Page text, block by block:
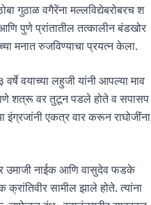
गुठाळ वगैरेंना मल्लविद्येबरोबरच श
पुणे प्रांतातील तत्कालीन बंडखोर
मनात रुजविण्याचा प्रयत्न केला.
वयाच्या लहुजी यांनी आपल्या माव
शत्रू वर तुटून पडले होते व सपासप
एकत्र वार करून राघोजींना
उमाजी नाईक आणि वासुदेव फडके
सामील झाले होते. त्यांना